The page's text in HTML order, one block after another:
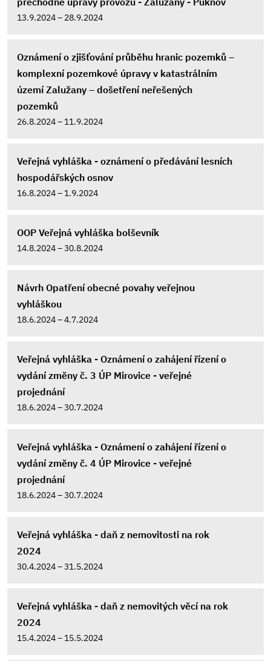
13.9.2024 – 28.9.2024
Oznámení o zjišťování průběhu hranic pozemků –
komplexní pozemkové úpravy v katastrálním
území Zalužany – došetření neřešených
pozemků
26.8.2024 – 11.9.2024
Veřejná vyhláška - oznámení o předávání lesních
hospodářských osnov
16.8.2024 – 1.9.2024
OOP Veřejná vyhláška bolševník
14.8.2024 – 30.8.2024
Návrh Opatření obecné povahy veřejnou
vyhláškou
18.6.2024 – 4.7.2024
Veřejná vyhláška - Oznámení o zahájení řízení o
vydání změny č. 3 ÚP Mirovice - veřejné
projednání
18.6.2024 – 30.7.2024
Veřejná vyhláška - Oznámení o zahájení řízení o
vydání změny č. 4 ÚP Mirovice - veřejné
projednání
18.6.2024 – 30.7.2024
Veřejná vyhláška - daň z nemovitosti na rok
2024
30.4.2024 – 31.5.2024
Veřejná vyhláška - daň z nemovitých věcí na rok
2024
15.4.2024 – 15.5.2024